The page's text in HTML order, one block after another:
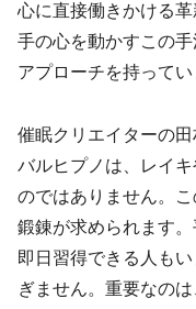
心に直接働きかける
手の心を動かすこの
アプローチを持ってい
催眠クリエイターの
バルヒプノは、レイ
のではありません。
鍛錬が求められます
即日習得できる人も
ぎません。重要なの